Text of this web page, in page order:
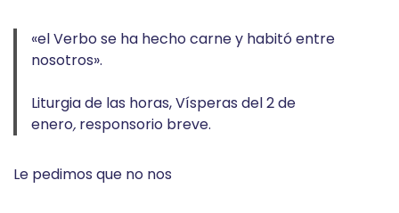
«el Verbo se ha hecho carne y habitó entre
nosotros».
Liturgia de las horas, Vísperas del 2 de
enero, responsorio breve.
Le pedimos que no nos